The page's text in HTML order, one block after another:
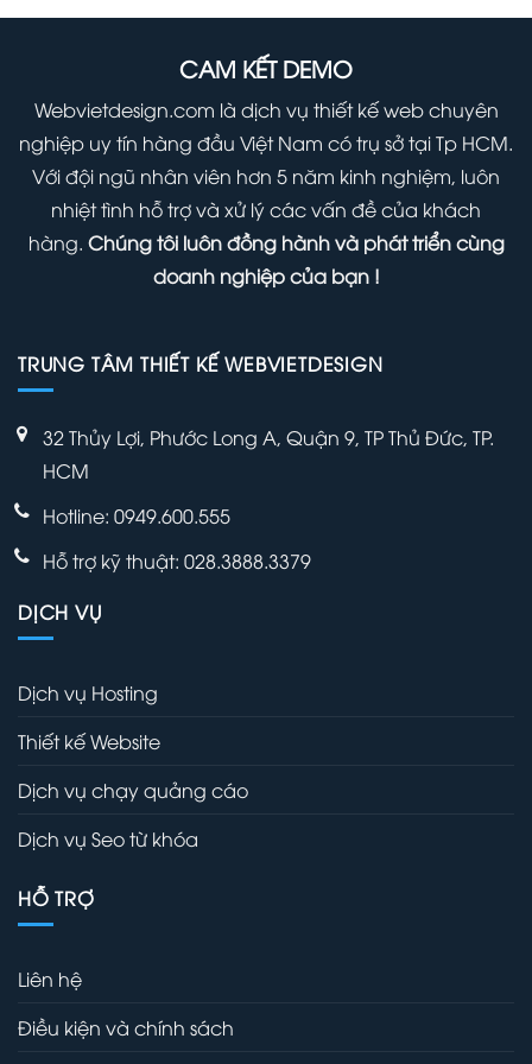
700,000 ₫.
₫.
CAM KẾT DEMO
Webvietdesign.com là dịch vụ thiết kế web chuyên
nghiệp uy tín hàng đầu Việt Nam có trụ sở tại Tp HCM.
Với đội ngũ nhân viên hơn 5 năm kinh nghiệm, luôn
nhiệt tình hỗ trợ và xử lý các vấn đề của khách
hàng. Chúng tôi luôn đồng hành và phát triển cùng
doanh nghiệp của bạn !
TRUNG TÂM THIẾT KẾ WEBVIETDESIGN
32 Thủy Lợi, Phước Long A, Quận 9, TP Thủ Đức, TP.
HCM
Hotline: 0949.600.555
Hỗ trợ kỹ thuật: 028.3888.3379
DỊCH VỤ
Dịch vụ Hosting
Thiết kế Website
Dịch vụ chạy quảng cáo
Dịch vụ Seo từ khóa
HỖ TRỢ
Liên hệ
Điều kiện và chính sách